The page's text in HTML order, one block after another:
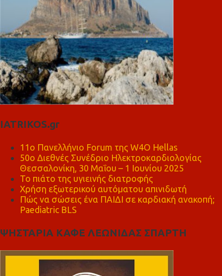
IATRIKOS.gr
11ο Πανελλήνιο Forum της W4O Hellas
50ο Διεθνές Συνέδριο Ηλεκτροκαρδιολογίας
Θεσσαλονίκη, 30 Μαΐου – 1 Ιουνίου 2025
Το πιάτο της υγιεινής διατροφής
Χρήση εξωτερικού αυτόματου απινιδωτή
Πώς να σώσεις ένα ΠΑΙΔΙ σε καρδιακή ανακοπή;
Paediatric BLS
ΨΗΣΤΑΡΙΑ ΚΑΦΕ ΛΕΩΝΙΔΑΣ ΣΠΑΡΤΗ